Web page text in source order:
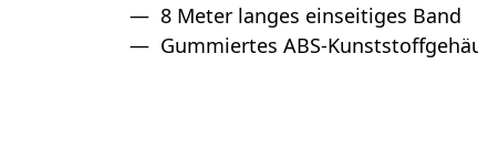
8 Meter langes einseitiges Band
Gummiertes ABS-